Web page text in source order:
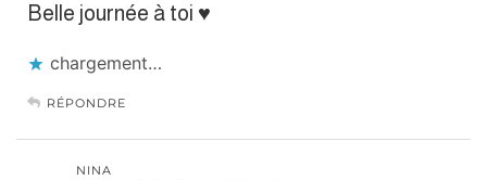
Belle journée à toi ♥
chargement…
RÉPONDRE
NINA